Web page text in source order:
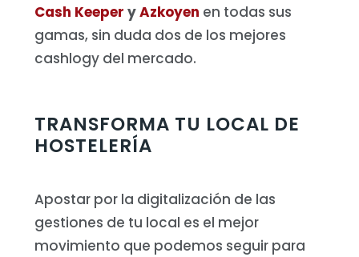
Cash Keeper yAzkoyen en todas sus
gamas, sin duda dos de los mejores
cashlogy del mercado.
TRANSFORMA TU LOCAL DE
HOSTELERÍA
Apostar por la digitalización de las
gestiones de tu local es el mejor
movimiento que podemos seguir para